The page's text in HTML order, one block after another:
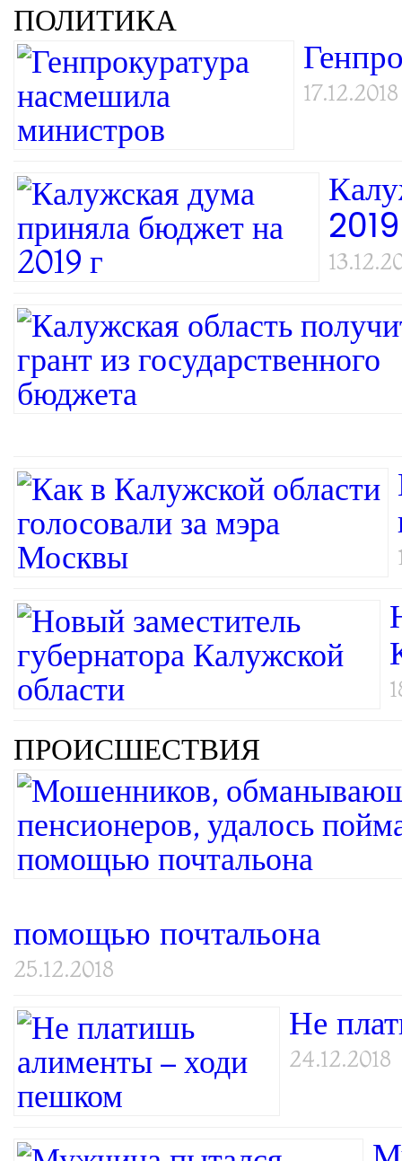
ПОЛИТИКА
17.12.2018
ПРОИСШЕСТВИЯ
помощью почтальона
25.12.2018
Не
24.12.2018